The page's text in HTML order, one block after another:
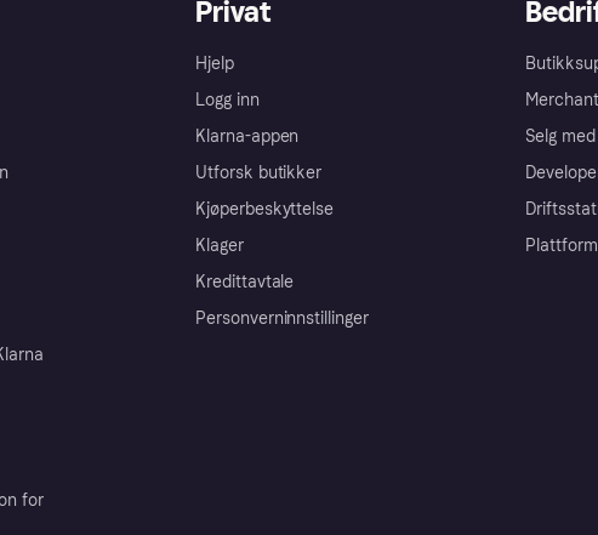
for
Privat
Hjelp
Logg inn
Klarna-appen
Utforsk butikker
Kjøperbeskyttelse
Klager
Kredittavtale
Personverninnstillinger
Selg